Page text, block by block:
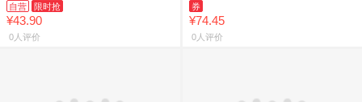
自营 限时抢
¥43.90
0人评价
券
¥74.45
0人评价